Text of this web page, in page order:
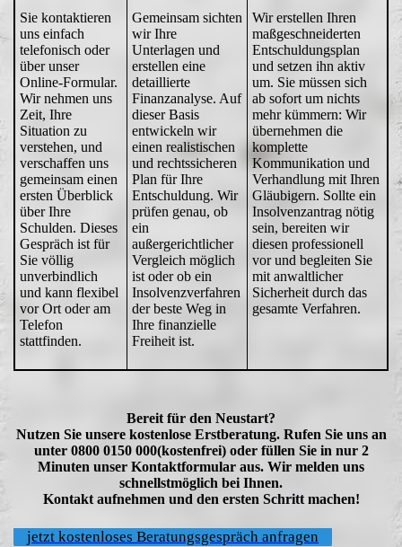
Sie kontaktieren
uns einfach
telefonisch oder
über unser
Online-Formular.
Wir nehmen uns
Zeit, Ihre
Situation zu
verstehen, und
verschaffen uns
gemeinsam einen
ersten Überblick
über Ihre
Schulden. Dieses
Gespräch ist für
Sie völlig
unverbindlich
und kann flexibel
vor Ort oder am
Telefon
stattfinden.
Gemeinsam sichten
wir Ihre
Unterlagen und
erstellen eine
detaillierte
Finanzanalyse. Auf
dieser Basis
entwickeln wir
einen realistischen
und rechtssicheren
Plan für Ihre
Entschuldung. Wir
prüfen genau, ob
ein
außergerichtlicher
Vergleich möglich
ist oder ob ein
Insolvenzverfahren
der beste Weg in
Ihre finanzielle
Freiheit ist.
Wir erstellen Ihren
maßgeschneiderten
Entschuldungsplan
und setzen ihn aktiv
um. Sie müssen sich
ab sofort um nichts
mehr kümmern: Wir
übernehmen die
komplette
Kommunikation und
Verhandlung mit Ihren
Gläubigern. Sollte ein
Insolvenzantrag nötig
sein, bereiten wir
diesen professionell
vor und begleiten Sie
mit anwaltlicher
Sicherheit durch das
gesamte Verfahren.
Bereit für den Neustart?
Nutzen Sie unsere kostenlose Erstberatung. Rufen Sie uns an
unter 0800 0150 000(kostenfrei) oder füllen Sie in nur 2
Minuten unser Kontaktformular aus. Wir melden uns
schnellstmöglich bei Ihnen.
Kontakt aufnehmen und den ersten Schritt machen!
jetzt kostenloses Beratungsgespräch anfragen